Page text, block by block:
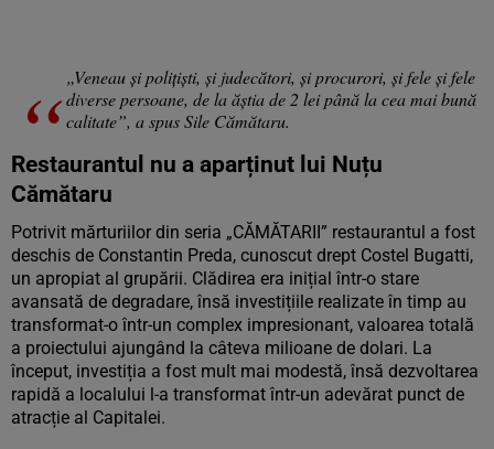
„Veneau și polițiști, și judecători, și procurori, și fele și fele
diverse persoane, de la ăștia de 2 lei până la cea mai bună
calitate”, a spus Sile Cămătaru.
Restaurantul nu a aparținut lui Nuțu
Cămătaru
Potrivit mărturiilor din seria „CĂMĂTARII” restaurantul a fost
deschis de Constantin Preda, cunoscut drept Costel Bugatti,
un apropiat al grupării. Clădirea era inițial într-o stare
avansată de degradare, însă investițiile realizate în timp au
transformat-o într-un complex impresionant, valoarea totală
a proiectului ajungând la câteva milioane de dolari. La
început, investiția a fost mult mai modestă, însă dezvoltarea
rapidă a localului l-a transformat într-un adevărat punct de
atracție al Capitalei.